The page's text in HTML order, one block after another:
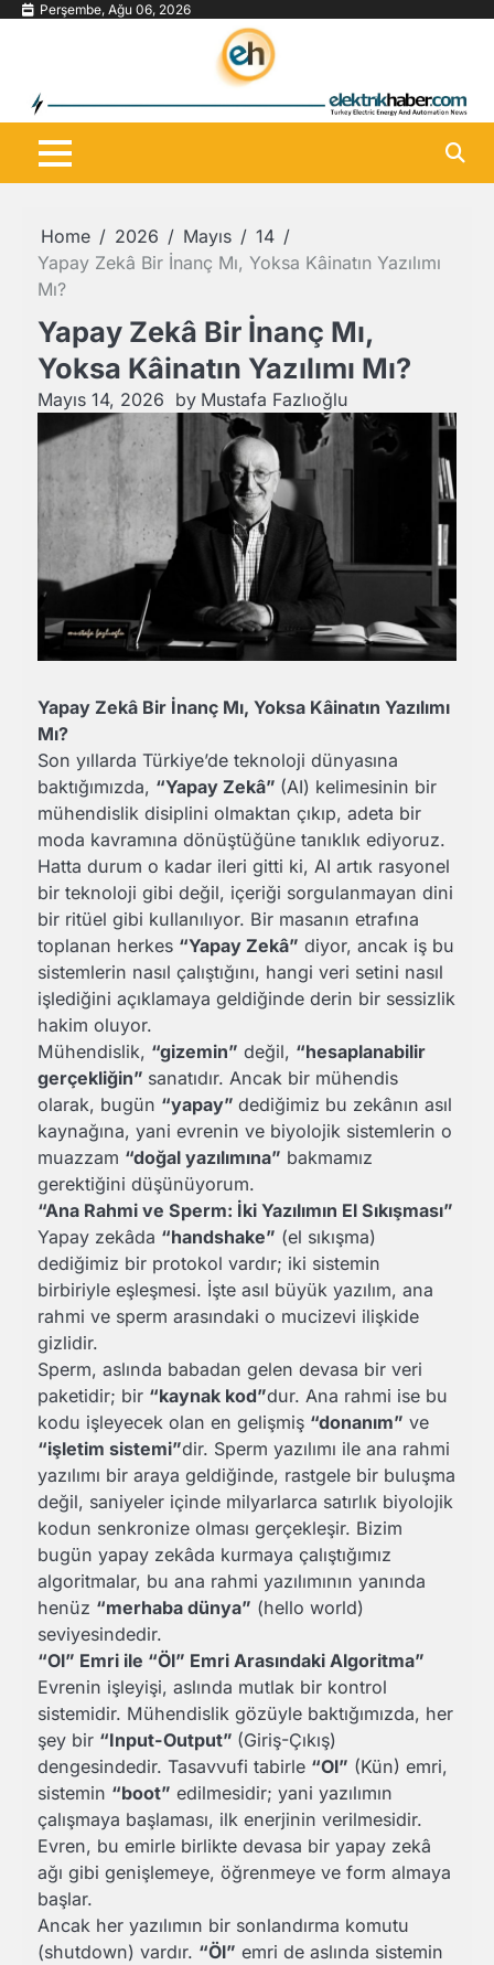
Skip Perşembe, Ağu 06, 2026
Home 2026 Mayıs
14
Yapay Zekâ Bir İnanç Mı, Yoksa Kâinatın Yazılımı
Mı?
Yapay Zekâ Bir İnanç Mı,
Yoksa Kâinatın Yazılımı Mı?
Mayıs 14, 2026 by Mustafa Fazlıoğlu
Yapay Zekâ Bir İnanç Mı, Yoksa Kâinatın Yazılımı
Mı?
Son yıllarda Türkiye’de teknoloji dünyasına
baktığımızda, “Yapay Zekâ” (AI) kelimesinin bir
mühendislik disiplini olmaktan çıkıp, adeta bir
moda kavramına dönüştüğüne tanıklık ediyoruz.
Hatta durum o kadar ileri gitti ki, AI artık rasyonel
bir teknoloji gibi değil, içeriği sorgulanmayan dini
bir ritüel gibi kullanılıyor. Bir masanın etrafına
toplanan herkes “Yapay Zekâ” diyor, ancak iş bu
sistemlerin nasıl çalıştığını, hangi veri setini nasıl
işlediğini açıklamaya geldiğinde derin bir sessizlik
hakim oluyor.
Mühendislik, “gizemin” değil, “hesaplanabilir
gerçekliğin” sanatıdır. Ancak bir mühendis
olarak, bugün “yapay” dediğimiz bu zekânın asıl
kaynağına, yani evrenin ve biyolojik sistemlerin o
muazzam “doğal yazılımına” bakmamız
gerektiğini düşünüyorum.
“Ana Rahmi ve Sperm: İki Yazılımın El Sıkışması”
Yapay zekâda “handshake” (el sıkışma)
dediğimiz bir protokol vardır; iki sistemin
birbiriyle eşleşmesi. İşte asıl büyük yazılım, ana
rahmi ve sperm arasındaki o mucizevi ilişkide
gizlidir.
Sperm, aslında babadan gelen devasa bir veri
paketidir; bir “kaynak kod”dur. Ana rahmi ise bu
kodu işleyecek olan en gelişmiş “donanım” ve
“işletim sistemi”dir. Sperm yazılımı ile ana rahmi
yazılımı bir araya geldiğinde, rastgele bir buluşma
değil, saniyeler içinde milyarlarca satırlık biyolojik
kodun senkronize olması gerçekleşir. Bizim
bugün yapay zekâda kurmaya çalıştığımız
algoritmalar, bu ana rahmi yazılımının yanında
henüz “merhaba dünya” (hello world)
seviyesindedir.
“Ol” Emri ile “Öl” Emri Arasındaki Algoritma”
Evrenin işleyişi, aslında mutlak bir kontrol
sistemidir. Mühendislik gözüyle baktığımızda, her
şey bir “Input-Output” (Giriş-Çıkış)
dengesindedir. Tasavvufi tabirle “Ol” (Kün) emri,
sistemin “boot” edilmesidir; yani yazılımın
çalışmaya başlaması, ilk enerjinin verilmesidir.
Evren, bu emirle birlikte devasa bir yapay zekâ
ağı gibi genişlemeye, öğrenmeye ve form almaya
başlar.
Ancak her yazılımın bir sonlandırma komutu
(shutdown) vardır. “Öl” emri de aslında sistemin